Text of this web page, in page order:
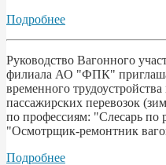
Подробнее
Руководство Вагонного
филиала АО "ФПК"
временного
пассажирских перевозок
по профессиям: "Слесарь по
"Осмотрщик-ремонтник
Подробнее